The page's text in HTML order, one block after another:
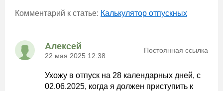
Комментарий к статье: Калькулятор отпускных
Алексей
22 мая 2025 12:38
Постоянная ссылка
Ухожу в отпуск на 28 календарных дней, с
02.06.2025, когда я должен приступить к